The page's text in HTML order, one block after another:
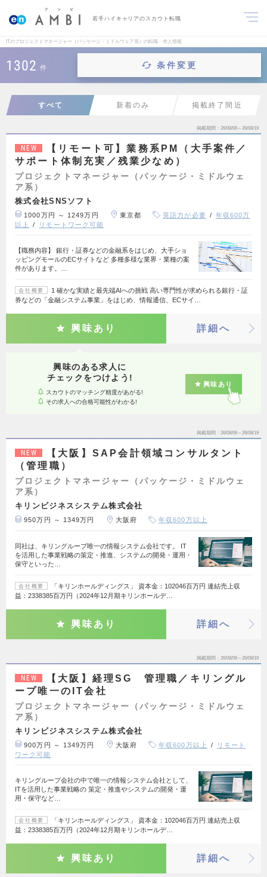
若手ハイキャリアのスカウト転職
ITのプロジェクトマネージャー（パッケージ・ミドルウェア系）の転職・求人情報
1302 件 条件変更
すべて 新着のみ 掲載終了間近
掲載期間 26/08/06～26/08/19
NEW
【リモート可】業務系PM（大手案件／
サポート体制充実／残業少なめ）
プロジェクトマネージャー（パッケージ・ミドルウェ
ア系）
株式会社SNSソフト
1000万円 ～ 1249万円 東京都 英語力が必要
年収600万
以上
リモートワーク可能
【職務内容】 銀行・証券などの金融系をはじめ、大手ショ
ッピングモールのECサイトなど 多種多様な業界・業種の案
件があります。…
会社概要
1 確かな実績と最先端AIへの挑戦 高い専門性が求められる銀行・証
券などの「金融システム事業」をはじめ、情報通信、ECサイ…
興味あり 詳細へ
興味のある求人に
チェックをつけよう!
スカウトのマッチング精度があがる!
その求人への合格可能性がわかる!
興味あり
掲載期間 26/08/06～26/08/19
NEW
【大阪】SAP会計領域コンサルタント
（管理職）
プロジェクトマネージャー（パッケージ・ミドルウェ
ア系）
キリンビジネスシステム株式会社
950万円 ～ 1349万円 大阪府 年収600万以上
同社は、キリングループ唯一の情報システム会社です。 IT
を活用した事業戦略の策定・推進、システムの開発・運用・
保守といった…
会社概要
「キリンホールディングス」 資本金：102046百万円 連結売上収
益：2338385百万円（2024年12月期キリンホールデ…
興味あり 詳細へ
掲載期間 26/08/06～26/08/19
NEW
【大阪】経理SG 管理職／キリングル
ープ唯一のIT会社
プロジェクトマネージャー（パッケージ・ミドルウェ
ア系）
キリンビジネスシステム株式会社
900万円 ～ 1349万円 大阪府 年収600万以上
リモート
ワーク可能
キリングループ会社の中で唯一の情報システム会社として、
ITを活用した事業戦略の 策定・推進やシステムの開発・運
用・保守など…
会社概要
「キリンホールディングス」 資本金：102046百万円 連結売上収
益：2338385百万円（2024年12月期キリンホールデ…
興味あり 詳細へ